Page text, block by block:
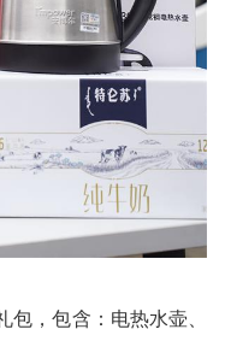
包，包含：电热水壶、